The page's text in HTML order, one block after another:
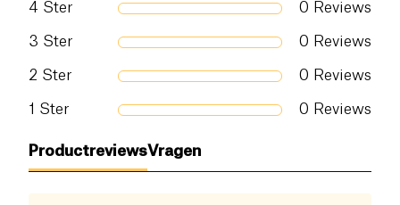
4 Ster 0 Reviews
3 Ster 0 Reviews
2 Ster 0 Reviews
1 Ster 0 Reviews
ProductreviewsVragen